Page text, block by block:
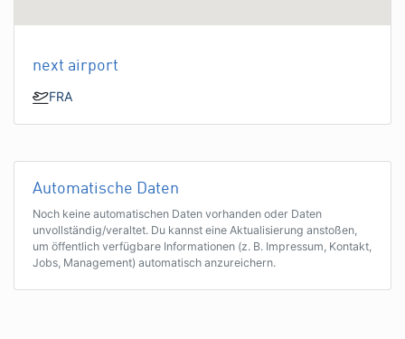
next airport
FRA
Automatische Daten
Noch keine automatischen Daten vorhanden oder Daten
unvollständig/veraltet. Du kannst eine Aktualisierung anstoßen,
um öffentlich verfügbare Informationen (z. B. Impressum, Kontakt,
Jobs, Management) automatisch anzureichern.